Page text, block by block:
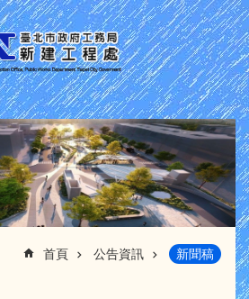
首頁 公告資訊 新聞稿